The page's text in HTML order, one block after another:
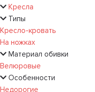
Кресла
Типы
Кресло-кровать
На ножках
Материал обивки
Велюровые
Особенности
Недорогие